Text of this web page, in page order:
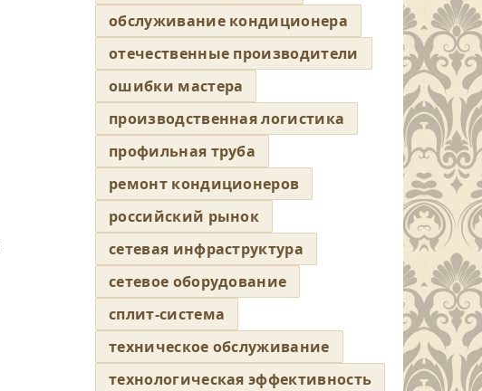
обслуживание кондиционера
отечественные производители
ошибки мастера
производственная логистика
профильная труба
ремонт кондиционеров
российский рынок
сетевая инфраструктура
сетевое оборудование
сплит-система
техническое обслуживание
технологическая эффективность